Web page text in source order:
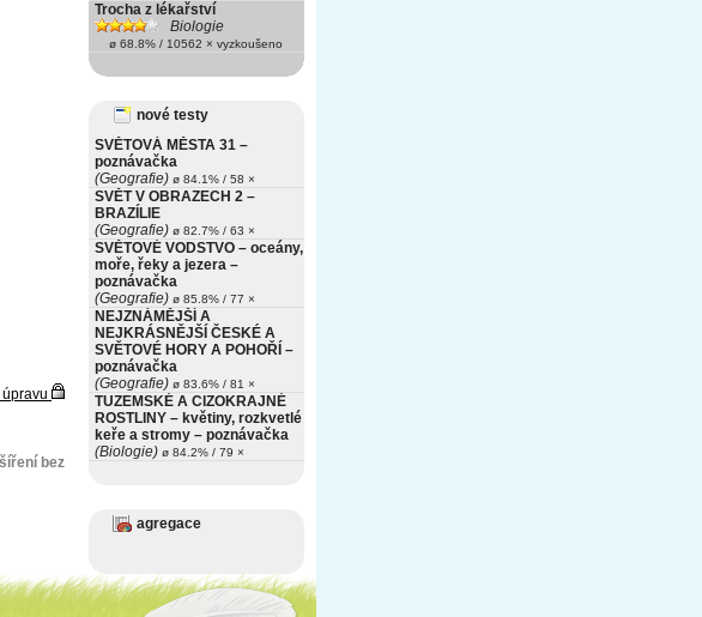
bez
Trocha z lékařství
Biologie
ø 68.8% / 10562 × vyzkoušeno
nové testy
SVĚTOVÁ MĚSTA 31 –
poznávačka
(Geografie) ø 84.1% / 58 ×
SVĚT V OBRAZECH 2 –
BRAZÍLIE
(Geografie) ø 82.7% / 63 ×
SVĚTOVÉ VODSTVO – oceány,
moře, řeky a jezera –
poznávačka
(Geografie) ø 85.8% / 77 ×
NEJZNÁMĚJŠÍ A
NEJKRÁSNĚJŠÍ ČESKÉ A
SVĚTOVÉ HORY A POHOŘÍ –
poznávačka
(Geografie) ø 83.6% / 81 ×
TUZEMSKÉ A CIZOKRAJNÉ
ROSTLINY – květiny, rozkvetlé
keře a stromy – poznávačka
(Biologie) ø 84.2% / 79 ×
agregace